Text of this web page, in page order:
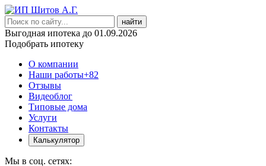
найти
Выгодная ипотека до 01.09.2026
Подобрать ипотеку
О компании
Наши работы+82
Отзывы
Видеоблог
Типовые дома
Услуги
Контакты
Калькулятор
Мы в соц. сетях: